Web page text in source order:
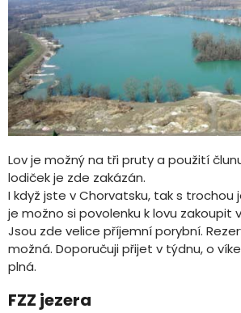
Lov je možný na tři pruty a použití
lodiček je zde zakázán.
I když jste v Chorvatsku, tak s trochou
je možno si povolenku k lovu zakoupit
Jsou zde velice příjemní porybní.
možná. Doporučuji přijet v týdnu, o
plná.
FZZ jezera